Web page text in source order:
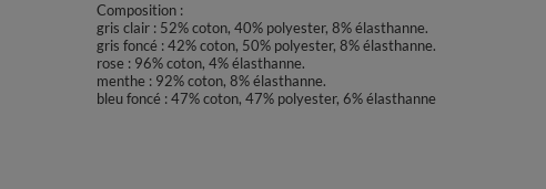
Composition :
gris clair : 52% coton, 40% polyester, 8% élasthanne.
gris foncé : 42% coton, 50% polyester, 8% élasthanne.
rose : 96% coton, 4% élasthanne.
menthe : 92% coton, 8% élasthanne.
bleu foncé : 47% coton, 47% polyester, 6% élasthanne